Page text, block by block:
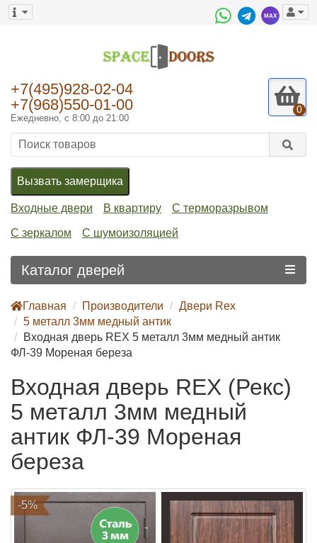
+7(495)928-02-04
+7(968)550-01-00
Ежедневно, с 8:00 до 21:00
0
Вызвать замерщика
Входные двери В квартиру С терморазрывом
С зеркалом С шумоизоляцией
Каталог дверей
Главная Производители
Двери Rex
5 металл 3мм медный антик
Входная дверь REX 5 металл 3мм медный антик
ФЛ-39 Мореная береза
Входная дверь REX (Рекс)
5 металл 3мм медный
антик ФЛ-39 Мореная
береза
-5%